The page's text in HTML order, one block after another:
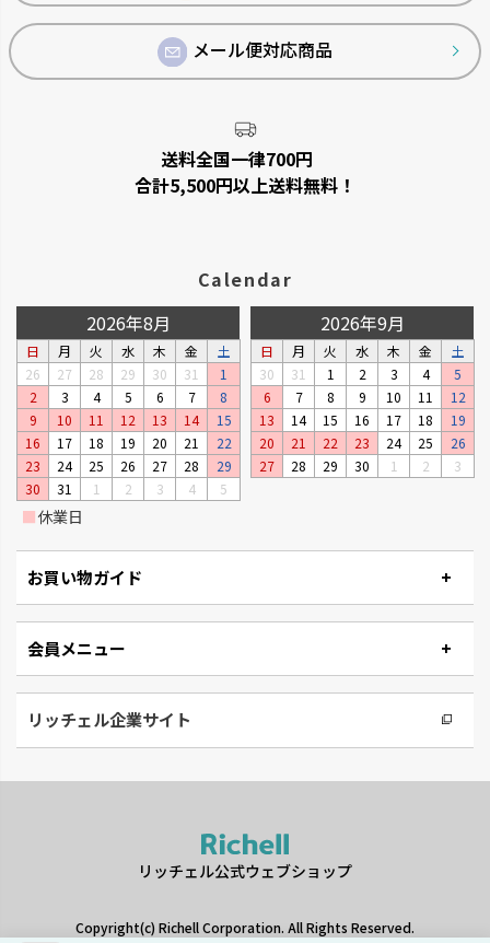
菜園上手
います。
ベビーリーフプランター
窓辺やキッチンで、手軽に菜園が
楽しめるプランターです。
ステッチ
やさしいたたずまいのプランタ
ーです。
タウンプランター ナチュリー
メール便対応商品
送料全国一律700円
合計5,500円以上送料無料！
Calendar
2026年8月
日 月 火 水 木 金
土
26
27 28 29 30 31
1
2
3 4 5 6 7
8
9
10 11 12 13 14
15
16
17 18 19 20 21
22
23
24 25 26 27 28
29
30
31 1 2 3 4 5
2026年9月
日 月 火 水 木 金
土
30
31 1 2 3 4
5
6
7 8 9 10 11
12
13
14 15 16 17 18
19
20
21 22 23 24 25
26
27
28 29 30 1 2 3
■休業日
お買い物ガイド
会員メニュー
リッチェル企業サイト
リッチェル公式ウェブショップ
Copyright(c) Richell Corporation. All Rights Reserved.